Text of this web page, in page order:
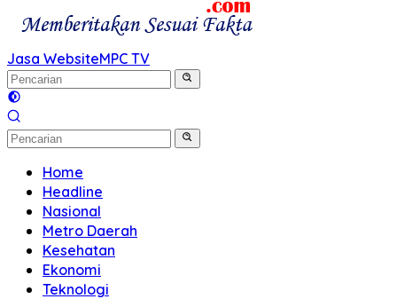
Jasa WebsiteMPC TV
Home
Headline
Nasional
Metro Daerah
Kesehatan
Ekonomi
Teknologi